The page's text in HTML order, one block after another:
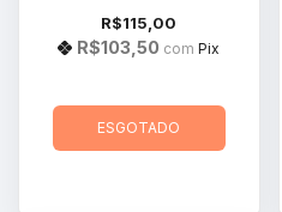
R$115,00
R$103,50 com Pix
ESGOTADO